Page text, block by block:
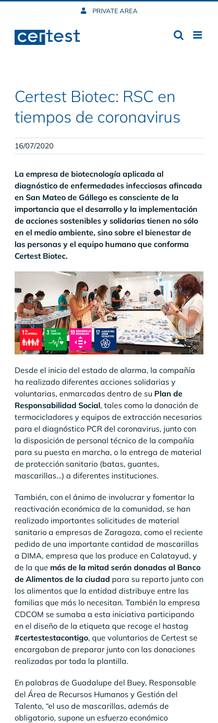
content
PRIVATE AREA
Certest Biotec: RSC en
tiempos de coronavirus
16/07/2020
La empresa de biotecnología aplicada al
diagnóstico de enfermedades infecciosas afincada
en San Mateo de Gállego es consciente de la
importancia que el desarrollo y la implementación
de acciones sostenibles y solidarias tienen no sólo
en el medio ambiente, sino sobre el bienestar de
las personas y el equipo humano que conforma
Certest Biotec.
Desde el inicio del estado de alarma, la compañía
ha realizado diferentes acciones solidarias y
voluntarias, enmarcadas dentro de su Plan de
Responsabilidad Social, tales como la donación de
termocicladores y equipos de extracción necesarios
para el diagnóstico PCR del coronavirus, junto con
la disposición de personal técnico de la compañía
para su puesta en marcha, o la entrega de material
de protección sanitario (batas, guantes,
mascarillas…) a diferentes instituciones.
También, con el ánimo de involucrar y fomentar la
reactivación económica de la comunidad, se han
realizado importantes solicitudes de material
sanitario a empresas de Zaragoza, como el reciente
pedido de una importante cantidad de mascarillas
a DIMA, empresa que las produce en Calatayud, y
de la que más de la mitad serán donadas al Banco
de Alimentos de la ciudad para su reparto junto con
los alimentos que la entidad distribuye entre las
familias que más lo necesitan. También la empresa
CDCOM se sumaba a esta iniciativa participando
en el diseño de la etiqueta que recoge el hastag
#certestestacontigo, que voluntarios de Certest se
encargaban de preparar junto con las donaciones
realizadas por toda la plantilla.
En palabras de Guadalupe del Buey, Responsable
del Área de Recursos Humanos y Gestión del
Talento, “el uso de mascarillas, además de
obligatorio, supone un esfuerzo económico